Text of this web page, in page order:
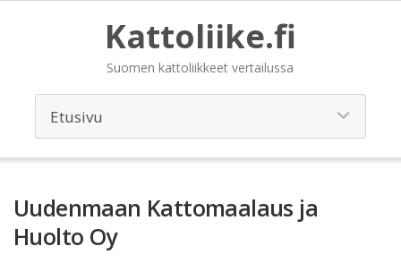
Kattoliike.fi
Suomen kattoliikkeet vertailussa
Uudenmaan Kattomaalaus ja
Huolto Oy